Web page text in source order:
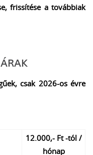
frissítése a továbbiak
csak 2026-os évre
12.000,- Ft -tól /
hónap